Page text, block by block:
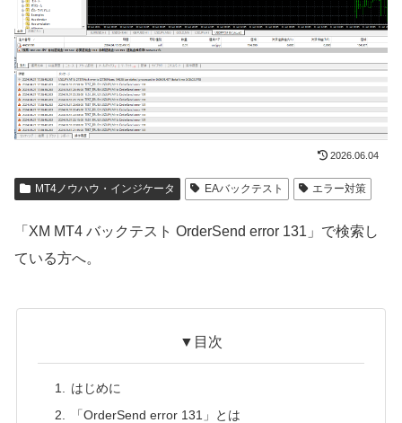
2026.06.04
MT4ノウハウ・インジケータ EAバックテスト エラー対策
「XM MT4 バックテスト OrderSend error 131」で検索し
ている方へ。
▼目次
はじめに
「OrderSend error 131」とは